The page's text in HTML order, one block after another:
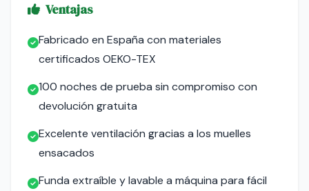
Ventajas
Fabricado en España con materiales
certificados OEKO-TEX
100 noches de prueba sin compromiso con
devolución gratuita
Excelente ventilación gracias a los muelles
ensacados
Funda extraíble y lavable a máquina para fácil